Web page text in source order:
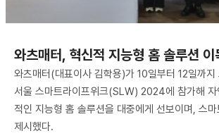
와츠매터, 혁신적 지능형 홈 솔루션 이
와츠매터(대표이사 김학용)가 10일부터 12일까지
서울 스마트라이프위크(SLW) 2024에 참가해 자
적인 지능형 홈 솔루션을 대중에게 선보이며, 스
제시했다.